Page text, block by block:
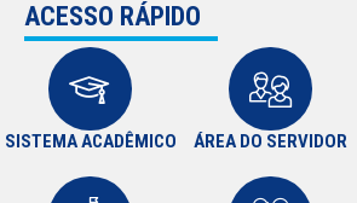
ACESSO RÁPIDO
SISTEMA ACADÊMICO ÁREA DO SERVIDOR